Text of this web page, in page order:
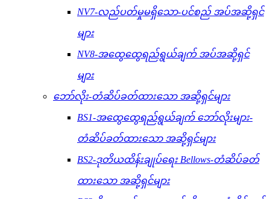
NV7-လည်ပတ်မှုမရှိသော-ပင်စည် အပ်အဆို့ရှင်
များ
NV8-အထွေထွေရည်ရွယ်ချက် အပ်အဆို့ရှင်
များ
ဘော်လိုး-တံဆိပ်ခတ်ထားသော အဆို့ရှင်များ
BS1-အထွေထွေရည်ရွယ်ချက် ဘော်လိုးများ-
တံဆိပ်ခတ်ထားသော အဆို့ရှင်များ
BS2-ဒုတိယထိန်းချုပ်ရေး Bellows-တံဆိပ်ခတ်
ထားသော အဆို့ရှင်များ